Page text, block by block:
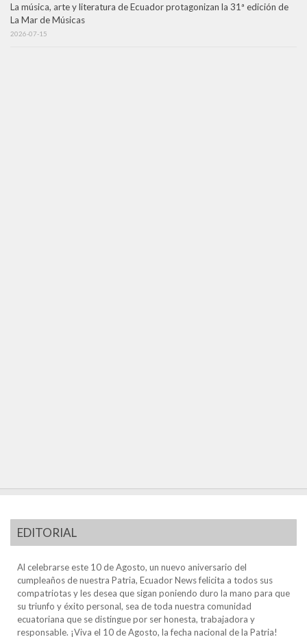
La música, arte y literatura de Ecuador protagonizan la 31ª edición de
La Mar de Músicas
2026-07-15
EDITORIAL
Al celebrarse este 10 de Agosto, un nuevo aniversario del
cumpleaños de nuestra Patria, Ecuador News felicita a todos sus
compatriotas y les desea que sigan poniendo duro la mano para que
su triunfo y éxito personal, sea de toda nuestra comunidad
ecuatoriana que se distingue por ser honesta, trabajadora y
responsable. ¡Viva el 10 de Agosto, la fecha nacional de la Patria!